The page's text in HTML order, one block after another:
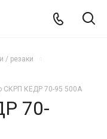
/ резаки
СКРП КЕДР 70-95 500А
70-